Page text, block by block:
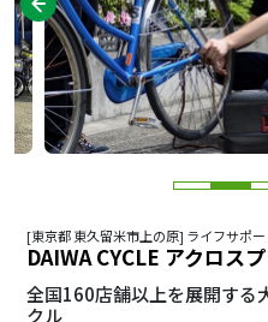
[東京都 東久留米市上の原] ライフサポ
DAIWA CYCLE アクロス
全国160店舗以上を展開する
クル